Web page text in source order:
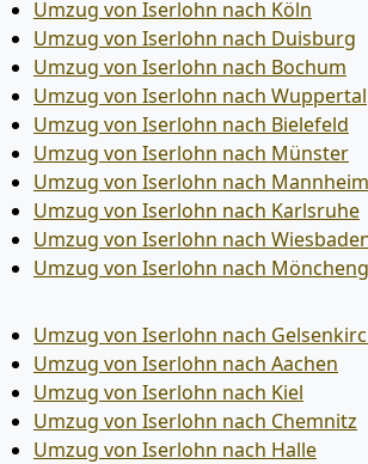
Umzug von Iserlohn nach Köln
Umzug von Iserlohn nach Duisburg
Umzug von Iserlohn nach Bochum
Umzug von Iserlohn nach Wuppertal
Umzug von Iserlohn nach Bielefeld
Umzug von Iserlohn nach Münster
Umzug von Iserlohn nach Mannheim
Umzug von Iserlohn nach Karlsruhe
Umzug von Iserlohn nach
Umzug von Iserlohn nach
Umzug von Iserlohn nach
Umzug von Iserlohn nach Aachen
Umzug von Iserlohn nach Kiel
Umzug von Iserlohn nach Chemnitz
Umzug von Iserlohn nach Halle